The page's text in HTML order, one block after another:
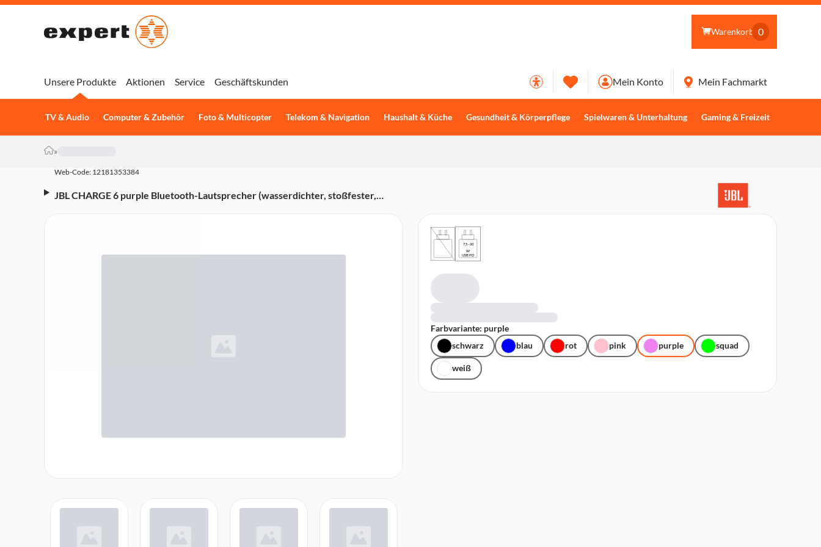
Warenkorb 0
Unsere Produkte
TV & Audio Computer & Zubehör Foto & Multicopter Telekom & Navigation Haushalt & Küche Gesundheit & Körperpflege Spielwaren & Unterhaltung Gaming & Freizeit
Aktionen Service Geschäftskunden Mein Konto Mein Fachmarkt
»
Web-Code: 12181353384
JBL CHARGE 6 purple Bluetooth-Lautsprecher (wasserdichter, stoßfester,
7,5 - 60
W
USB PD
Farbvariante: purple
schwarz
blau rot pink purple squad
weiß